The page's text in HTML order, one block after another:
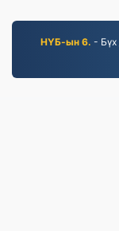
НҮБ-ын 6. - Бүх